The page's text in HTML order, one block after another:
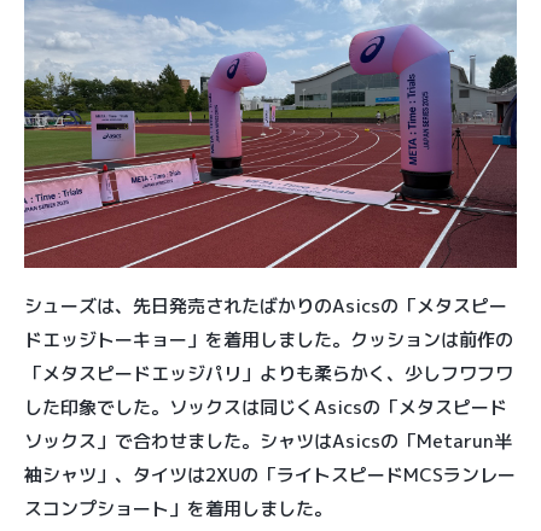
シューズは、先日発売されたばかりのAsicsの「メタスピー
ドエッジトーキョー」を着用しました。クッションは前作の
「メタスピードエッジパリ」よりも柔らかく、少しフワフワ
した印象でした。ソックスは同じくAsicsの「メタスピード
ソックス」で合わせました。シャツはAsicsの「Metarun半
袖シャツ」、タイツは2XUの「ライトスピードMCSランレー
スコンプショート」を着用しました。